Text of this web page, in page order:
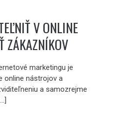
V ONLINE
ZÁKAZNÍKOV
marketingu je
online nástrojov a
a samozrejme